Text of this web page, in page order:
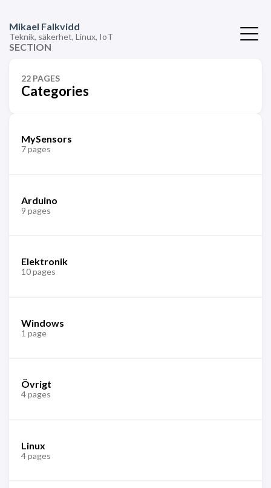
Mikael Falkvidd
Teknik, säkerhet, Linux, IoT
SECTION
22 PAGES
Categories
MySensors
7 pages
Arduino
9 pages
Elektronik
10 pages
Windows
1 page
Övrigt
4 pages
Linux
4 pages